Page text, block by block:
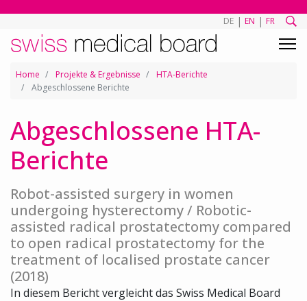
DE | EN | FR
Home Projekte & Ergebnisse
HTA-Berichte
Abgeschlossene Berichte
Abgeschlossene HTA-
Berichte
Robot-assisted surgery in women
undergoing hysterectomy / Robotic-
assisted radical prostatectomy compared
to open radical prostatectomy for the
treatment of localised prostate cancer
(2018)
In diesem Bericht vergleicht das Swiss Medical Board